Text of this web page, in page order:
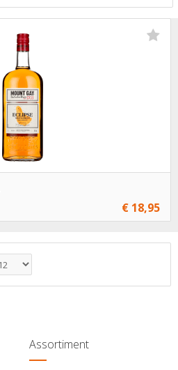
€ 18,95
Toevoegen
Assortiment